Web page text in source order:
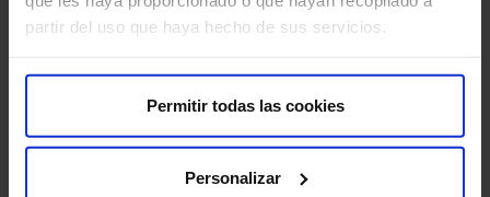
partir del uso que haya hecho de sus servicios.
Permitir todas las cookies
Personalizar
Tamén che pode interesar